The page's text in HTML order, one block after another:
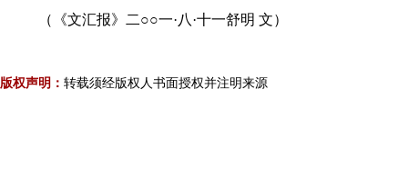
（《文汇报》二○○一·八·十一舒明 文）
版权声明： 转载须经版权人书面授权并注明来源